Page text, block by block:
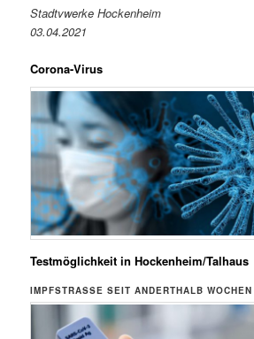
Stadtvwerke Hockenheim
03.04.2021
Corona-Virus
Testmöglichkeit in Hockenheim/Talhaus
IMPFSTRASSE SEIT ANDERTHALB WOCHEN